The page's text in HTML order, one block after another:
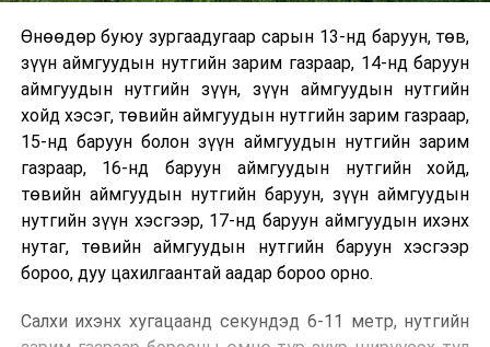
Өнөөдөр буюу зургаадугаар сарын 13-нд баруун, төв,
зүүн аймгуудын нутгийн зарим газраар, 14-нд баруун
аймгуудын нутгийн зүүн, зүүн аймгуудын нутгийн
хойд хэсэг, төвийн аймгуудын нутгийн зарим газраар,
15-нд баруун болон зүүн аймгуудын нутгийн зарим
газраар, 16-нд баруун аймгуудын нутгийн хойд,
төвийн аймгуудын нутгийн баруун, зүүн аймгуудын
нутгийн зүүн хэсгээр, 17-нд баруун аймгуудын ихэнх
нутаг, төвийн аймгуудын нутгийн баруун хэсгээр
бороо, дуу цахилгаантай аадар бороо орно.
Салхи ихэнх хугацаанд секундэд 6-11 метр, нутгийн